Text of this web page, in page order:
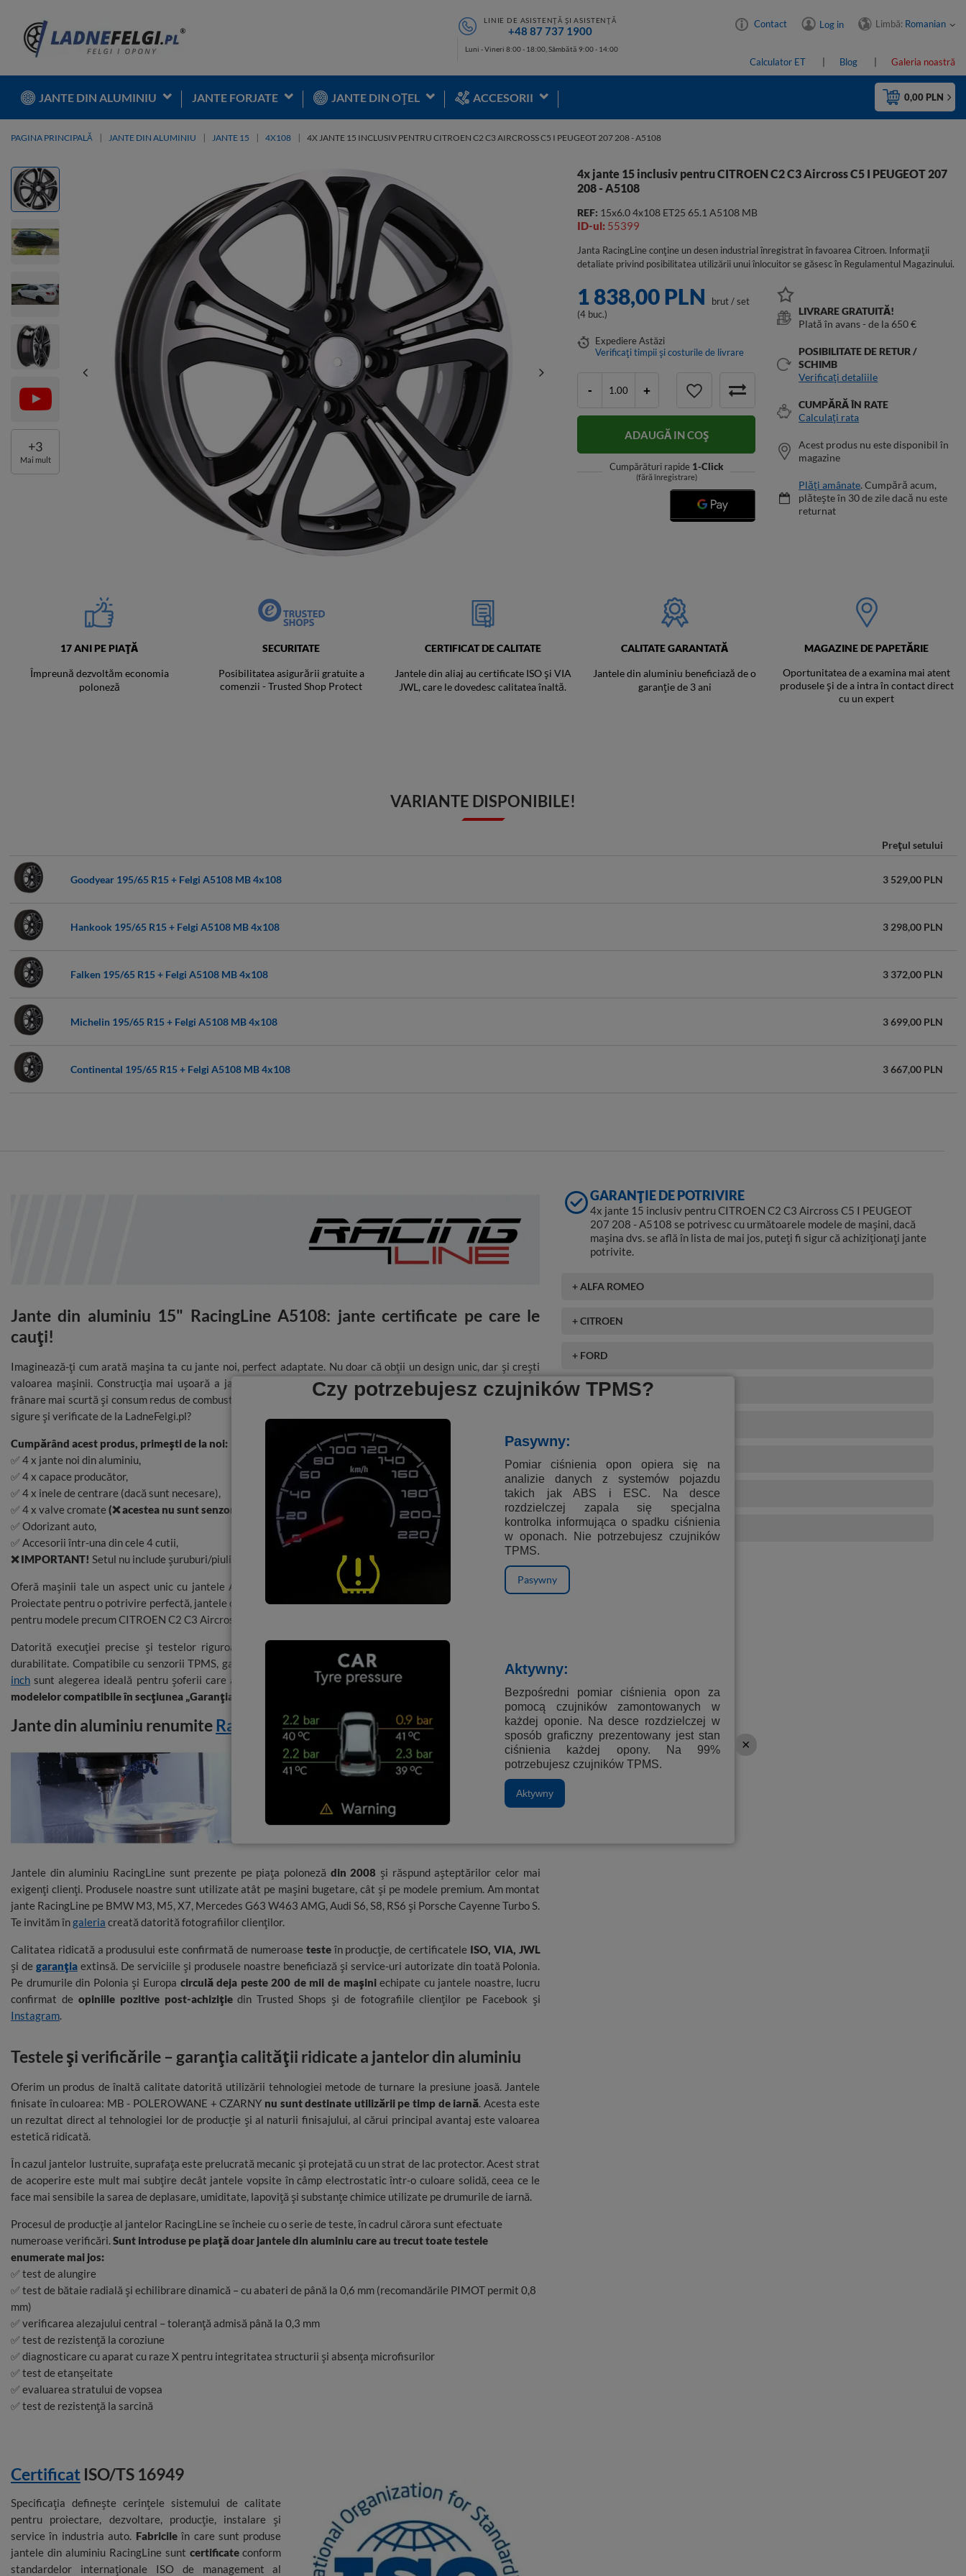
LINIE DE ASISTENȚĂ ȘI ASISTENȚĂ
+48 87 737 1900
Luni - Vineri 8:00 - 18:00, Sâmbătă 9:00 - 14:00
Contact Log in Limbă: Romanian
Calculator ET Blog Galeria noastră
0,00 PLN
JANTE DIN ALUMINIU JANTE FORJATE JANTE DIN OȚEL ACCESORII
PAGINA PRINCIPALĂ JANTE DIN ALUMINIU JANTE 15 4X108 4X JANTE 15 INCLUSIV PENTRU CITROEN C2 C3 AIRCROSS C5 I PEUGEOT 207 208 - A5108
4x jante 15 inclusiv pentru CITROEN C2 C3 Aircross C5 I PEUGEOT 207
208 - A5108
REF: 15x6.0 4x108 ET25 65.1 A5108 MB
ID-ul: 55399
Janta RacingLine conține un desen industrial înregistrat în favoarea Citroen. Informații
detaliate privind posibilitatea utilizării unui înlocuitor se găsesc în Regulamentul Magazinului.
+3
Mai mult
1 838,00 PLN brut/set
(4 buc.)
ExpediereAstăzi
Verificați timpii și costurile de livrare
- +
ADAUGĂ IN COŞ
Cumpărături rapide 1-Click
(fără înregistrare)
LIVRARE GRATUITĂ!
Plată în avans - de la 650 €
POSIBILITATE DE RETUR /
SCHIMB
Verificați detaliile
CUMPĂRĂ ÎN RATE
Calculați rata
Acest produs nu este disponibil în
magazine
Plăți amânate. Cumpără acum,
plătește în 30 de zile dacă nu este
returnat
17 ANI PE PIAȚĂ
Împreună dezvoltăm economia
poloneză
SECURITATE
Posibilitatea asigurării gratuite a
comenzii - Trusted Shop Protect
CERTIFICAT DE CALITATE
Jantele din aliaj au certificate ISO și VIA
JWL, care le dovedesc calitatea înaltă.
CALITATE GARANTATĂ
Jantele din aluminiu beneficiază de o
garanție de 3 ani
MAGAZINE DE PAPETĂRIE
Oportunitatea de a examina mai atent
produsele și de a intra în contact direct
cu un expert
VARIANTE DISPONIBILE!
Prețul setului
Goodyear 195/65 R15 + Felgi A5108 MB 4x108 3 529,00 PLN
Hankook 195/65 R15 + Felgi A5108 MB 4x108 3 298,00 PLN
Falken 195/65 R15 + Felgi A5108 MB 4x108 3 372,00 PLN
Michelin 195/65 R15 + Felgi A5108 MB 4x108 3 699,00 PLN
Continental 195/65 R15 + Felgi A5108 MB 4x108 3 667,00 PLN
3 138,00 PLN
Hankook 205/65 R15 + Felgi A5108 MB 4x108
Nexen 205/65 R15 + Felgi A5108 MB 4x108
Falken 205/65 R15 + Felgi A5108 MB 4x108
Michelin 205/65 R15 + Felgi A5108 MB 4x108
Continental 205/65 R15 + Felgi A5108 MB 4x108
Kumho 205/65 R15 + Felgi A5108 MB 4x108
Goodyear 185/65 R15 + Felgi A5108 MB 4x108
Nexen 185/65 R15 + Felgi A5108 MB 4x108
Hankook 185/65 R15 + Felgi A5108 MB 4x108
Jante din aluminiu 15" RacingLine A5108: jante certificate pe care le
cauți!
Imaginează-ți cum arată mașina ta cu jante noi, perfect adaptate. Nu doar că obții un design unic, dar și crești
valoarea mașinii. Construcția mai ușoară a jantelor din aluminiu înseamnă o dinamică mai bună, distanță de
frânare mai scurtă și consum redus de combustibil. Merită să riști alegând soluții obișnuite, când poți alege jante
sigure și verificate de la LadneFelgi.pl?
Cumpărând acest produs, primești de la noi:
✅ 4 x jante noi din aluminiu,
✅ 4 x capace producător,
✅ 4 x inele de centrare (dacă sunt necesare),
✅ 4 x valve cromate (❌ acestea nu sunt senzori TPMS) ➡️ senzori TPMS
✅ Odorizant auto,
✅ Accesorii într-una din cele 4 cutii,
❌ IMPORTANT! Setul nu include șuruburi/piulițe ➡️
Oferă mașinii tale un aspect unic cu jantele A5108 de 15 inch în culoarea MB - POLEROWANE + CZARNY.
Proiectate pentru o potrivire perfectă, jantele cu lățimea 6.0", cu prinderea 4x108 și ET 25 mm se potrivesc ideal
pentru modele precum CITROEN C2 C3 Aircross C5 I PEUGEOT 207 208.
Datorită execuției precise și testelor riguroase de calitate, jantele noastre oferă o potrivire excelentă și
durabilitate. Compatibile cu senzorii TPMS, garantează siguranță și confort în utilizare.
Jante din aluminiu 15-
inch sunt alegerea ideală pentru șoferii care apreciază stilul, calitatea și siguranța.
Verifică lista completă a
modelelor compatibile în secțiunea „Garanția potrivirii” și comandă-ți jantele chiar azi!
Jante din aluminiu renumiteRacingLine
Jantele din aluminiu RacingLine sunt prezente pe piața poloneză din 2008 și răspund așteptărilor celor mai
exigenți clienți. Produsele noastre sunt utilizate atât pe mașini bugetare, cât și pe modele premium. Am montat
jante RacingLine pe BMW M3, M5, X7, Mercedes G63 W463 AMG, Audi S6, S8, RS6 și Porsche Cayenne Turbo S.
Te invităm îngaleria creată datorită fotografiilor clienților.
Calitatea ridicată a produsului este confirmată de numeroase testeîn producție, de certificatele ISO, VIA, JWL
și de garanțiaextinsă. De serviciile și produsele noastre beneficiază și service-uri autorizate din toată Polonia.
Pe drumurile din Polonia și Europa circulă deja peste 200 de mii de mașiniechipate cu jantele noastre, lucru
confirmat de opiniile pozitive post-achizițiedin Trusted Shops și de fotografiile clienților pe Facebook și
Instagram.
Testele și verificările – garanția calității ridicate a jantelor din aluminiu
Oferim un produs de înaltă calitate datorită utilizării tehnologiei metode de turnare la presiune joasă. Jantele
finisate în culoarea: MB - POLEROWANE + CZARNY nu sunt destinate utilizării pe timp de iarnă. Acesta este
un rezultat direct al tehnologiei lor de producție și al naturii finisajului, al cărui principal avantaj este valoarea
estetică ridicată.
În cazul jantelor lustruite, suprafața este prelucrată mecanic și protejată cu un strat de lac protector. Acest strat
de acoperire este mult mai subțire decât jantele vopsite în câmp electrostatic într-o culoare solidă, ceea ce le
face mai sensibile la sarea de deplasare, umiditate, lapoviță și substanțe chimice utilizate pe drumurile de iarnă.
Procesul de producție al jantelor RacingLine se încheie cu o serie de teste, în cadrul cărora sunt efectuate
numeroase verificări.Sunt introduse pe piață doar jantele din aluminiu care au trecut toate testele
enumerate mai jos:
✅ test de alungire
✅ test de bătaie radială și echilibrare dinamică – cu abateri de până la 0,6 mm (recomandările PIMOT permit 0,8
mm)
✅ verificarea alezajului central – toleranță admisă până la 0,3 mm
✅ test de rezistență la coroziune
✅ diagnosticare cu aparat cu raze X pentru integritatea structurii și absența microfisurilor
✅ test de etanșeitate
✅ evaluarea stratului de vopsea
✅ test de rezistență la sarcină
Certificat ISO/TS 16949
Specificația definește cerințele sistemului de calitate
pentru proiectare, dezvoltare, producție, instalare și
service în industria auto. Fabricileîn care sunt produse
jantele din aluminiu RacingLine sunt certificateconform
standardelor internaționale ISO de management al
GARANȚIE DE POTRIVIRE
4x jante 15 inclusiv pentru CITROEN C2 C3 Aircross C5 I PEUGEOT
207 208 - A5108 se potrivesc cu următoarele modele de mașini, dacă
mașina dvs. se află în lista de mai jos, puteți fi sigur că achiziționați jante
potrivite.
+ ALFA ROMEO
+ CITROEN
+ FORD
+ LANCIA
+ PEUGEOT
+ PORSCHE
+ SAAB
Czy potrzebujesz czujników TPMS?
Pasywny:
Pomiar ciśnienia opon opiera się na
analizie danych z systemów pojazdu
takich jak ABS i ESC. Na desce
rozdzielczej zapala się specjalna
kontrolka informująca o spadku ciśnienia
w oponach. Nie potrzebujesz czujników
TPMS.
Pasywny
Aktywny:
Bezpośredni pomiar ciśnienia opon za
pomocą czujników zamontowanych w
każdej oponie. Na desce rozdzielczej w
sposób graficzny prezentowany jest stan
ciśnienia każdej opony. Na 99%
potrzebujesz czujników TPMS.
Aktywny